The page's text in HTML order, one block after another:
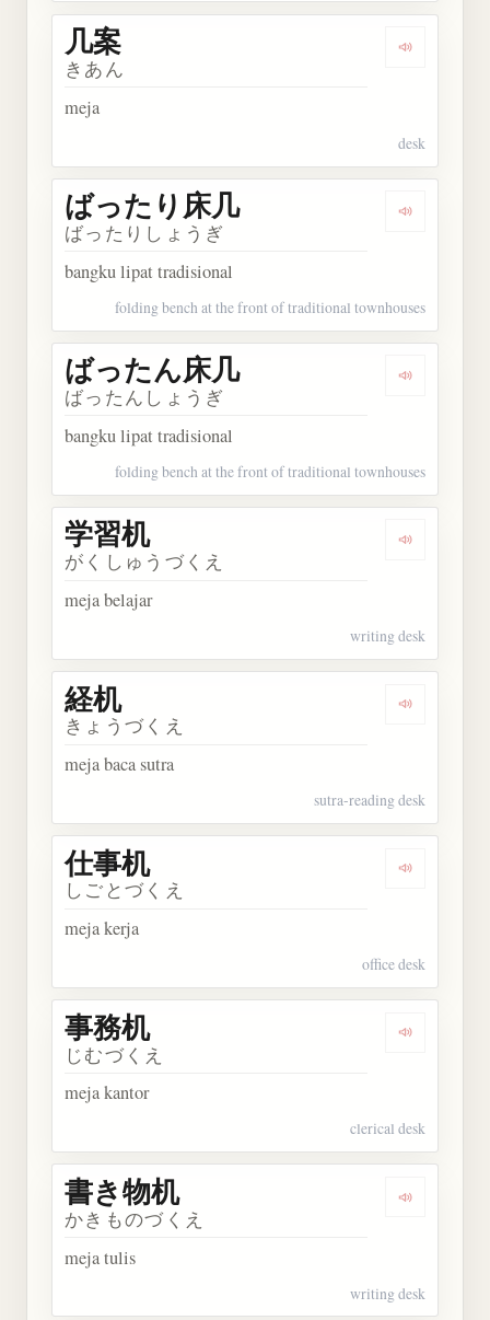
Dengarkan
几案
きあん
meja
desk
Dengarkan
ばったり床几
ばったりしょうぎ
bangku lipat tradisional
folding bench at the front of traditional townhouses
Dengarkan
ばったん床几
ばったんしょうぎ
bangku lipat tradisional
folding bench at the front of traditional townhouses
Dengarkan
学習机
がくしゅうづくえ
meja belajar
writing desk
Dengarkan
経机
きょうづくえ
meja baca sutra
sutra-reading desk
Dengarkan
仕事机
しごとづくえ
meja kerja
office desk
Dengarkan
事務机
じむづくえ
meja kantor
clerical desk
Dengarkan
書き物机
かきものづくえ
meja tulis
writing desk